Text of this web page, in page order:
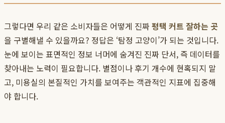
그렇다면 우리 같은 소비자들은 어떻게 진짜 평택 커트 잘하는 곳
을 구별해낼 수 있을까요? 정답은 ‘탐정 고양이’가 되는 것입니다.
눈에 보이는 표면적인 정보 너머에 숨겨진 진짜 단서, 즉 데이터를
찾아내는 노력이 필요합니다. 별점이나 후기 개수에 현혹되지 말
고, 미용실의 본질적인 가치를 보여주는 객관적인 지표에 집중해
야 합니다.